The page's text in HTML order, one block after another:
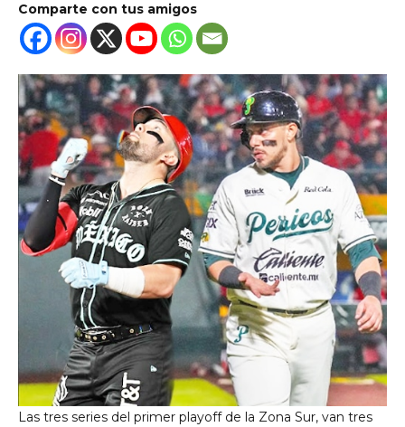
Comparte con tus amigos
Las tres series del primer playoff de la Zona Sur, van tres